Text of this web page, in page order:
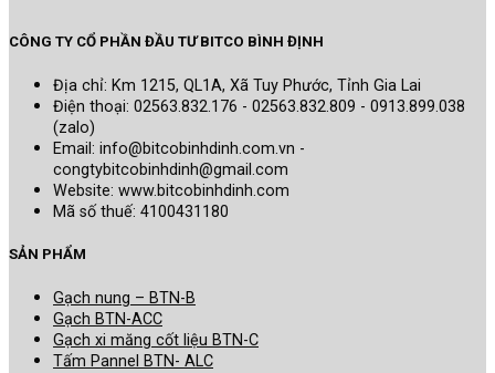
CÔNG TY CỔ PHẦN ĐẦU TƯ BITCO BÌNH ĐỊNH
Địa chỉ: Km 1215, QL1A, Xã Tuy Phước, Tỉnh Gia Lai
Điện thoại: 02563.832.176 - 02563.832.809 - 0913.899.038
(zalo)
Email: info@bitcobinhdinh.com.vn -
congtybitcobinhdinh@gmail.com
Website: www.bitcobinhdinh.com
Mã số thuế: 4100431180
SẢN PHẨM
Gạch nung – BTN-B
Gạch BTN-ACC
Gạch xi măng cốt liệu BTN-C
Tấm Pannel BTN- ALC